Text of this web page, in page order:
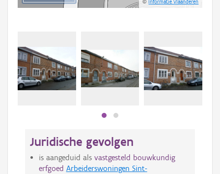
©Informatie Vlaanderen
Juridische gevolgen
is aangeduid als vastgesteld bouwkundig
erfgoed Arbeiderswoningen Sint-